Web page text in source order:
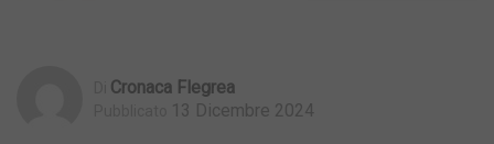
Cronaca Flegrea
13 Dicembre 2024